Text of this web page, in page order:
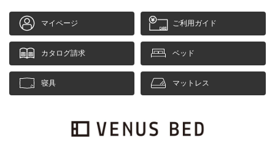
マイページ ご利用ガイド
カタログ請求 ベッド
寝具 マットレス